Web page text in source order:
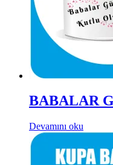
BABALAR
Devamını oku